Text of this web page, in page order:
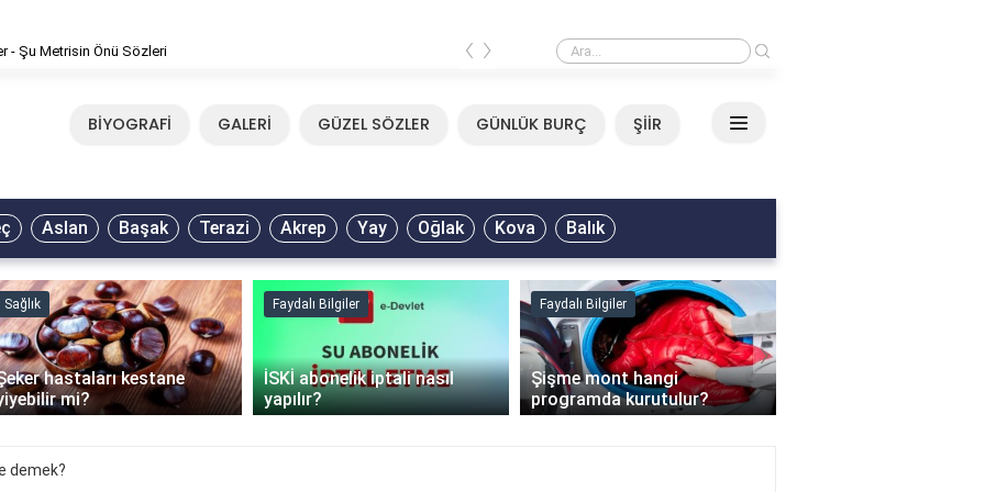
- Şu Metrisin Önü Sözleri Mirkelam - Tavla Sözleri
‹ ›
BİYOGRAFİ GALERİ GÜZEL SÖZLER GÜNLÜK BURÇ ŞİİR
Aslan Başak Terazi Akrep Yay Oğlak Kova Balık
Sağlık
hastaları kestane
mi?
Faydalı Bilgiler
İSKİ abonelik iptali nasıl
yapılır?
Faydalı Bilgiler
Şişme mont hangi
programda kurutulur?
›
demek?